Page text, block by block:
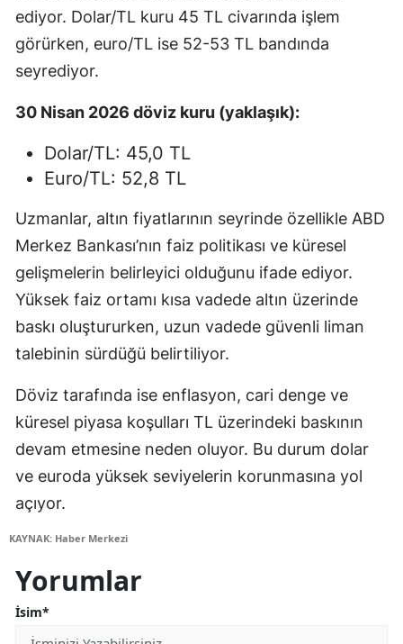
ediyor. Dolar/TL kuru 45 TL civarında işlem
görürken, euro/TL ise 52-53 TL bandında
seyrediyor.
30 Nisan 2026 döviz kuru (yaklaşık):
Dolar/TL: 45,0 TL
Euro/TL: 52,8 TL
Uzmanlar, altın fiyatlarının seyrinde özellikle ABD
Merkez Bankası’nın faiz politikası ve küresel
gelişmelerin belirleyici olduğunu ifade ediyor.
Yüksek faiz ortamı kısa vadede altın üzerinde
baskı oluştururken, uzun vadede güvenli liman
talebinin sürdüğü belirtiliyor.
Döviz tarafında ise enflasyon, cari denge ve
küresel piyasa koşulları TL üzerindeki baskının
devam etmesine neden oluyor. Bu durum dolar
ve euroda yüksek seviyelerin korunmasına yol
açıyor.
KAYNAK: Haber Merkezi
Yorumlar
İsim*